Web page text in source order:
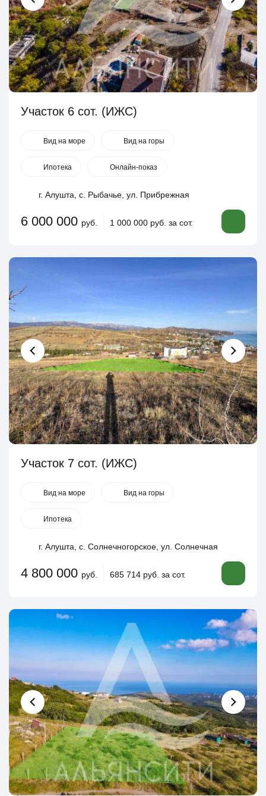
Участок 6 сот. (ИЖС)
Вид на море Вид на горы
Ипотека Онлайн-показ
г. Алушта, с. Рыбачье, ул. Прибрежная
6 000 000 руб. 1 000 000 руб. за сот.
Участок 7 сот. (ИЖС)
Вид на море Вид на горы
Ипотека
г. Алушта, с. Солнечногорское, ул. Солнечная
4 800 000 руб. 685 714 руб. за сот.